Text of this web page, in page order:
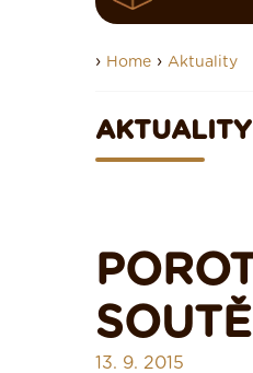
› Home › Aktuality
AKTUALITY
13. 9. 2015